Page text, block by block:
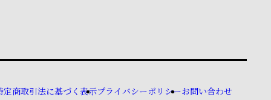
定商取引法に基づく表示プライバシーポリシーお問い合わせ